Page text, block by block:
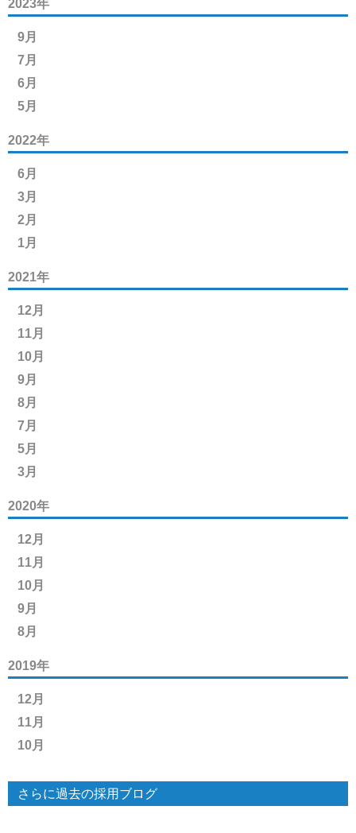
2023年
9月
7月
6月
5月
2022年
6月
3月
2月
1月
2021年
12月
11月
10月
9月
8月
7月
5月
3月
2020年
12月
11月
10月
9月
8月
2019年
12月
11月
10月
さらに過去の採用ブログ